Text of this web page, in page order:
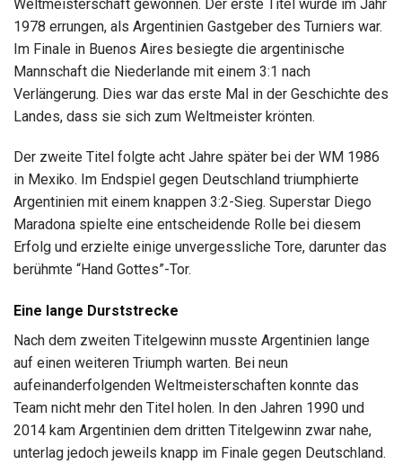
Weltmeisterschaft gewonnen. Der erste Titel wurde im Jahr
1978 errungen, als Argentinien Gastgeber des Turniers war.
Im Finale in Buenos Aires besiegte die argentinische
Mannschaft die Niederlande mit einem 3:1 nach
Verlängerung. Dies war das erste Mal in der Geschichte des
Landes, dass sie sich zum Weltmeister krönten.
Der zweite Titel folgte acht Jahre später bei der WM 1986
in Mexiko. Im Endspiel gegen Deutschland triumphierte
Argentinien mit einem knappen 3:2-Sieg. Superstar Diego
Maradona spielte eine entscheidende Rolle bei diesem
Erfolg und erzielte einige unvergessliche Tore, darunter das
berühmte “Hand Gottes”-Tor.
Eine lange Durststrecke
Nach dem zweiten Titelgewinn musste Argentinien lange
auf einen weiteren Triumph warten. Bei neun
aufeinanderfolgenden Weltmeisterschaften konnte das
Team nicht mehr den Titel holen. In den Jahren 1990 und
2014 kam Argentinien dem dritten Titelgewinn zwar nahe,
unterlag jedoch jeweils knapp im Finale gegen Deutschland.